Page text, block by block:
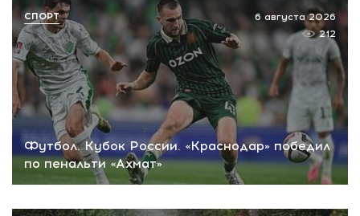
Футбол. Кубок России. «Краснодар» победил
по пенальти «Ахмат»
6 августа 2026
212
СПОРТ